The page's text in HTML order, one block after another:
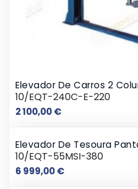
Elevador De Carros 2
10/EQT-240C-E-220
2 100,00 €Preço
Elevador De Tesoura
10/EQT-55MSI-380
6 999,00 €Preço